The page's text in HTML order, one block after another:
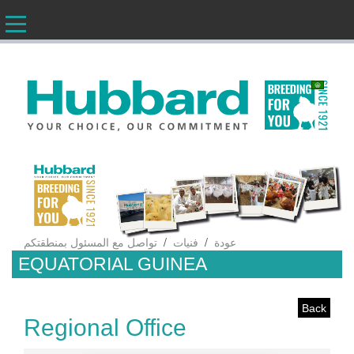
AR
عودة / فنيات / تواصل مع المسئول بمنطقتكم
EQUATORIAL GUINEA
Back
Regional Office